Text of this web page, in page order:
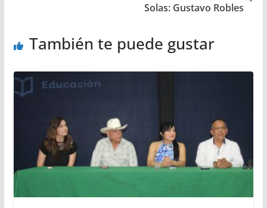
Solas: Gustavo Robles
También te puede gustar